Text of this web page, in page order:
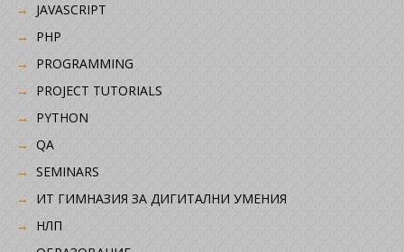
JAVASCRIPT
PHP
PROGRAMMING
PROJECT TUTORIALS
PYTHON
QA
SEMINARS
ИТ ГИМНАЗИЯ ЗА ДИГИТАЛНИ УМЕНИЯ
НЛП